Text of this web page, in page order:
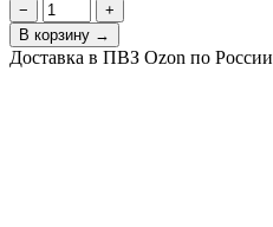
−
+
В корзину →
Доставка в ПВЗ Ozon по России